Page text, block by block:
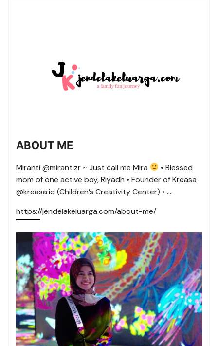
ABOUT ME
Miranti @mirantizr ~ Just call me Mira
• Blessed
mom of one active boy, Riyadh • Founder of Kreasa
@kreasa.id (Children’s Creativity Center) • ….
https://jendelakeluarga.com/about-me/